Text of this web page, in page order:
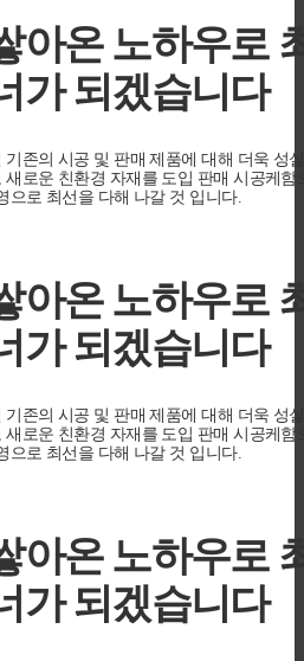
아온 노하우로
가 되겠습니다
존의 시공 및 판매 제품에 대해 더욱 성
로운 친환경 자재를 도입 판매 시공케함
으로 최선을 다해 나갈 것 입니다.
아온 노하우로
가 되겠습니다
존의 시공 및 판매 제품에 대해 더욱 성
로운 친환경 자재를 도입 판매 시공케함
으로 최선을 다해 나갈 것 입니다.
아온 노하우로
가 되겠습니다